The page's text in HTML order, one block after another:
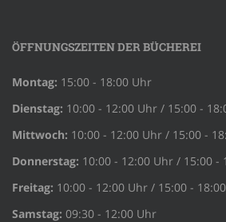
ÖFFNUNGSZEITEN DER BÜCHEREI
Montag: 15:00 - 18:00 Uhr
Dienstag: 10:00 - 12:00 Uhr / 15:00 -
Mittwoch: 10:00 - 12:00 Uhr / 15:00 -
Donnerstag: 10:00 - 12:00 Uhr / 15:00 -
Freitag: 10:00 - 12:00 Uhr / 15:00 -
Samstag: 09:30 - 12:00 Uhr